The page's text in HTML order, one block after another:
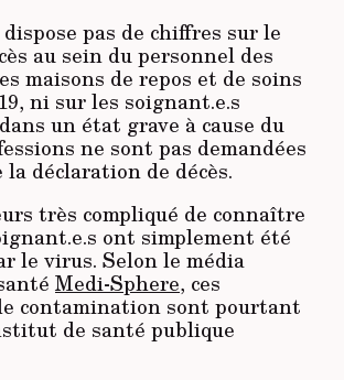
pas de chiffres sur le
au sein du personnel des
maisons de repos et de soins
ni sur les soignant.e.s
un état grave à cause du
ne sont pas demandées
la déclaration de décès.
très compliqué de connaître
ont simplement été
le virus. Selon le média
Medi-Sphere, ces
contamination sont pourtant
de santé publique